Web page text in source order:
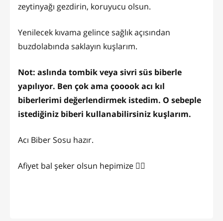
zeytinyağı gezdirin, koruyucu olsun.
Yenilecek kıvama gelince sağlık açısından
buzdolabında saklayın kuşlarım.
Not: aslında tombik veya sivri süs biberle
yapılıyor. Ben çok ama çooook acı kıl
biberlerimi değerlendirmek istedim. O sebeple
istediğiniz biberi kullanabilirsiniz kuşlarım.
Acı Biber Sosu hazır.
Afiyet bal şeker olsun hepimize 👌🏻